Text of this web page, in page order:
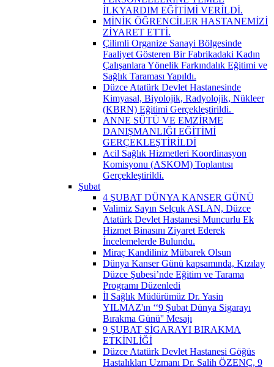
İLKYARDIM EĞİTİMİ VERİLDİ.
MİNİK ÖĞRENCİLER HASTANEMİZİ
ZİYARET ETTİ.
Çilimli Organize Sanayi Bölgesinde
Faaliyet Gösteren Bir Fabrikadaki Kadın
Çalışanlara Yönelik Farkındalık Eğitimi ve
Sağlık Taraması Yapıldı.
Düzce Atatürk Devlet Hastanesinde
Kimyasal, Biyolojik, Radyolojik, Nükleer
(KBRN) Eğitimi Gerçekleştirildi. ​
ANNE SÜTÜ VE EMZİRME
DANIŞMANLIĞI EĞİTİMİ
GERÇEKLEŞTİRİLDİ
Acil Sağlık Hizmetleri Koordinasyon
Komisyonu (ASKOM) Toplantısı
Gerçekleştirildi.
Şubat
4 ŞUBAT DÜNYA KANSER GÜNÜ
Valimiz Sayın Selçuk ASLAN, Düzce
Atatürk Devlet Hastanesi Muncurlu Ek
Hizmet Binasını Ziyaret Ederek
İncelemelerde Bulundu.
Miraç Kandiliniz Mübarek Olsun
Dünya Kanser Günü kapsamında, Kızılay
Düzce Şubesi’nde Eğitim ve Tarama
Programı Düzenledi
İl Sağlık Müdürümüz Dr. Yasin
YILMAZ'ın ‘‘9 Şubat Dünya Sigarayı
Bırakma Günü'' Mesajı
9 ŞUBAT SİGARAYI BIRAKMA
ETKİNLİĞİ
Düzce Atatürk Devlet Hastanesi Göğüs
Hastalıkları Uzmanı Dr. Salih ÖZENÇ, 9